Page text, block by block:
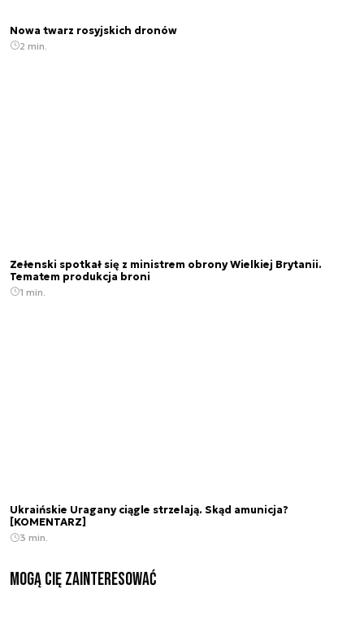
Nowa twarz rosyjskich dronów
2 min.
Zełenski spotkał się z ministrem obrony Wielkiej Brytanii.
Tematem produkcja broni
1 min.
Ukraińskie Uragany ciągle strzelają. Skąd amunicja?
[KOMENTARZ]
3 min.
Mogą Cię zainteresować